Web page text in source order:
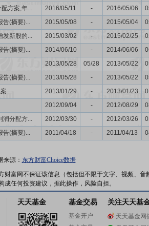
方案,年... 2016/05/11 - 2016/05/06
告(摘要)... 2015/05/08 - 2015/05/04
发新股的... 2015/03/02 - 2015/02/25
告(摘要)... 2014/06/10 - 2014/06/06
2013/05/28 05/28 2013/05/22
告(摘要)... 2013/05/28 - 2013/05/22
2013/01/29 - 2013/01/23
2012/09/04 - 2012/08/29
润分配方... 2012/03/30 - 2012/03/26
告(摘要)... 2011/04/18 - 2011/04/13
来源： 东方财富Choice数据
富网不保证该信息（包括但不限于文字、视频、
任何投资建议，据此操作，风险自担。
天天基金 基金交易
基金开户
关注天天基
天天基金网